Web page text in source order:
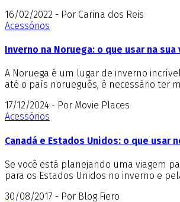
16/02/2022 - Por Carina dos Reis
Acessórios
Inverno na Noruega: o que usar na sua
A Noruega é um lugar de inverno
até o país norueguês, é necessário ter
17/12/2024 - Por Movie Places
Acessórios
Canadá e Estados Unidos: o que usar
Se você está planejando uma viagem
para os Estados Unidos no inverno e
30/08/2017 - Por Blog Fiero